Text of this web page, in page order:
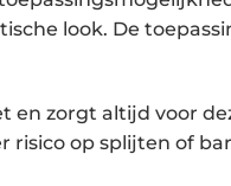
look. De
en zorgt altijd voor
risico op splijten of